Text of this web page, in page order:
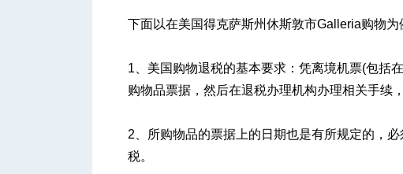
下面以在美国得克萨斯州休斯敦市Galleria购物
1、美国购物退税的基本要求：凭离境机票(包括
购物品票据，然后在退税办理机构办理相关手续
2、所购物品的票据上的日期也是有所规定的，
税。